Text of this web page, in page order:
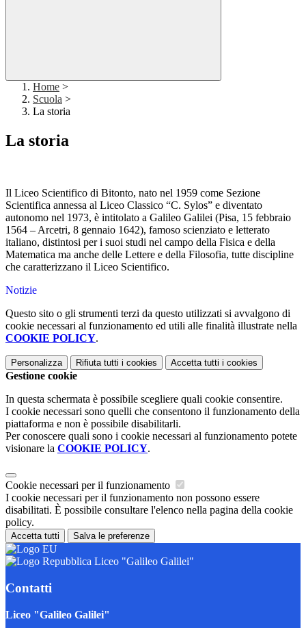
Home >
Scuola >
La storia
La storia
Il Liceo Scientifico di Bitonto, nato nel 1959 come Sezione
Scientifica annessa al Liceo Classico “C. Sylos” e diventato
autonomo nel 1973, è intitolato a Galileo Galilei (Pisa, 15 febbraio
1564 – Arcetri, 8 gennaio 1642), famoso scienziato e letterato
italiano, distintosi per i suoi studi nel campo della Fisica e della
Matematica ma anche delle Lettere e della Filosofia, tutte discipline
che caratterizzano il Liceo Scientifico.
Notizie
Questo sito o gli strumenti terzi da questo utilizzati si avvalgono di
cookie necessari al funzionamento ed utili alle finalità illustrate nella
COOKIE POLICY.
Personalizza Rifiuta tutti i cookies Accetta tutti i cookies
Gestione cookie
In questa schermata è possibile scegliere quali cookie consentire.
I cookie necessari sono quelli che consentono il funzionamento della
piattaforma e non è possibile disabilitarli.
Per conoscere quali sono i cookie necessari al funzionamento potete
visionare la COOKIE POLICY.
Cookie necessari per il funzionamento
I cookie necessari per il funzionamento non possono essere
disabilitati. È possibile consultare l'elenco nella pagina della cookie
policy.
Accetta tutti Salva le preferenze
Liceo "Galileo Galilei"
Contatti
Liceo "Galileo Galilei"